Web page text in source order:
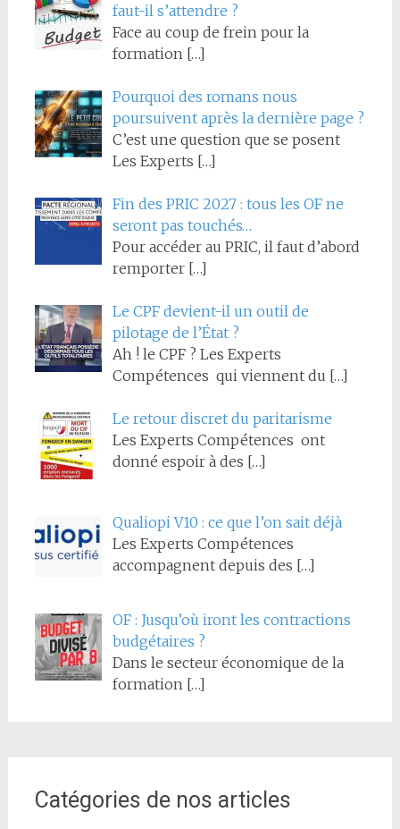
faut-il s’attendre ?
Face au coup de frein pour la
formation […]
Pourquoi des romans nous
poursuivent après la dernière page ?
C’est une question que se posent
Les Experts […]
Fin des PRIC 2027 : tous les OF ne
seront pas touchés…
Pour accéder au PRIC, il faut d’abord
remporter […]
Le CPF devient-il un outil de
pilotage de l’État ?
Ah ! le CPF ? Les Experts
Compétences qui viennent du […]
Le retour discret du paritarisme
Les Experts Compétences ont
donné espoir à des […]
Qualiopi V10 : ce que l’on sait déjà
Les Experts Compétences
accompagnent depuis des […]
OF : Jusqu’où iront les contractions
budgétaires ?
Dans le secteur économique de la
formation […]
Catégories de nos articles